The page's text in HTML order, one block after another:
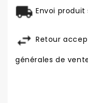
Envoi produit
Retour
générales de